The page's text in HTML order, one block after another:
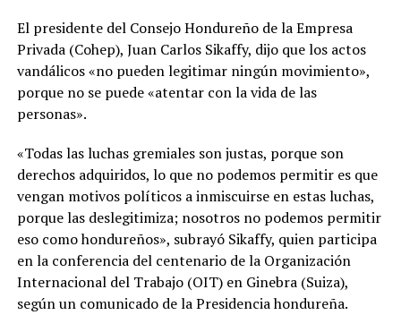
El presidente del Consejo Hondureño de la Empresa
Privada (Cohep), Juan Carlos Sikaffy, dijo que los actos
vandálicos «no pueden legitimar ningún movimiento»,
porque no se puede «atentar con la vida de las
personas».
«Todas las luchas gremiales son justas, porque son
derechos adquiridos, lo que no podemos permitir es que
vengan motivos políticos a inmiscuirse en estas luchas,
porque las deslegitimiza; nosotros no podemos permitir
eso como hondureños», subrayó Sikaffy, quien participa
en la conferencia del centenario de la Organización
Internacional del Trabajo (OIT) en Ginebra (Suiza),
según un comunicado de la Presidencia hondureña.